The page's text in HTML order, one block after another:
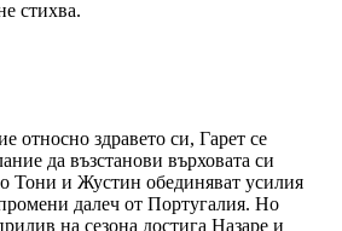
стихва.
относно здравето си, Гарет се
да възстанови върховата си
Тони и Жустин обединяват усилия
далеч от Португалия. Но
на сезона достига Назаре и